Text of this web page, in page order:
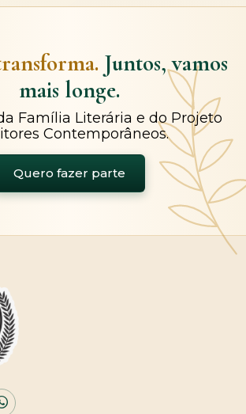
Juntos, vamos
mais longe.
Família Literária e do Projeto
Contemporâneos.
Quero fazer parte